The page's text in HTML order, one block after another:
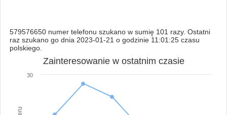
579576650 numer telefonu szukano w sumię 101 razy. Ostatni
raz szukano go dnia 2023-01-21 o godzinie 11:01:25 czasu
polskiego.
Zainteresowanie w ostatnim czasie
30